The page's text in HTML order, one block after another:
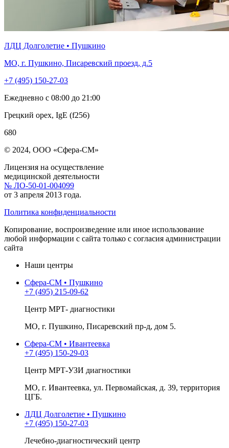
ЛДЦ Долголетие • Пушкино
МО, г. Пушкино, Писаревский проезд, д.5
+7 (495) 150-27-03
Ежедневно с 08:00 до 21:00
Грецкий орех, IgE (f256)
680
© 2024, ООО «Сфера-СМ»
Лицензия на осуществление
медицинской деятельности
№ ЛО-50-01-004099
от 3 апреля 2013 года.
Политика конфиденциальности
Копирование, воспроизведение или иное использование
любой информации с сайта только с согласия администрации
сайта
Наши центры
Сфера-СМ • Пушкино
+7 (495) 215-09-62
Центр МРТ- диагностики
МО, г. Пушкино, Писаревский пр-д, дом 5.
Сфера-СМ • Ивантеевка
+7 (495) 150-29-03
Центр МРТ-УЗИ диагностики
МО, г. Ивантеевка, ул. Первомайская, д. 39, территория
ЦГБ.
ЛДЦ Долголетие • Пушкино
+7 (495) 150-27-03
Лечебно-диагностический центр